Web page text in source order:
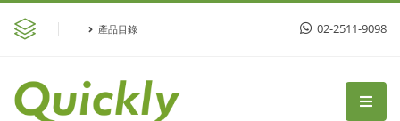
產品目錄 02-2511-9098